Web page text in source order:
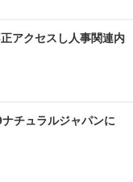
アクセスし人事関連内
チュラルジャパンに